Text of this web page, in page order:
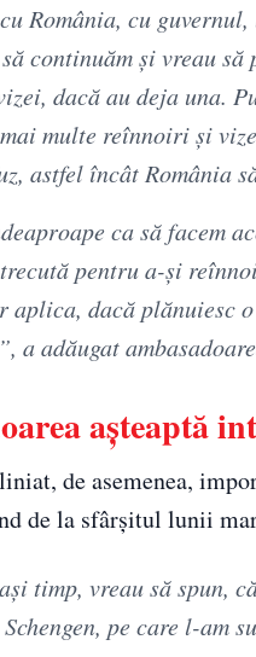
România, cu
continuăm şi vreau
dacă au deja una.
multe reînnoiri şi
astfel încât România
ca să facem
pentru a-şi
aplica, dacă plănuiesc
a adăugat
așteaptă
de asemenea,
de la sfârșitul lunii
timp, vreau să spun,
pe care l-am